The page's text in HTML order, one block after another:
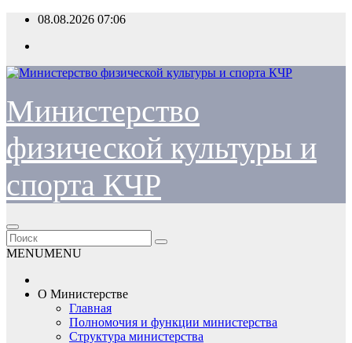
Перейти
содержимому
08.08.2026 07:06
Министерство
физической культуры и
спорта КЧР
MENUMENU
О Министерстве
Главная
Полномочия и функции министерства
Структура министерства